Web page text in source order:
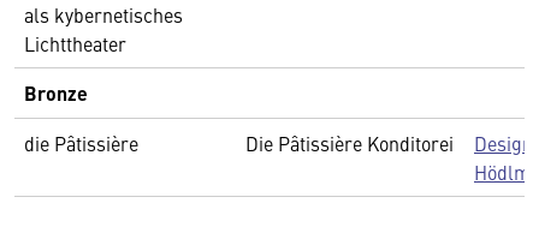
als kybernetisches
Lichttheater
Bronze
die Pâtissière Die Pâtissière Konditorei